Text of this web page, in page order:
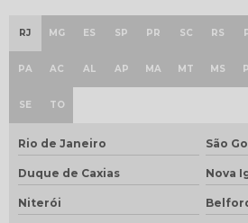
RJ MG ES SP PR SC RS
PA AC AL AP MA MT MS
SE TO
Rio de Janeiro São
Duque de Caxias Nova
Niterói